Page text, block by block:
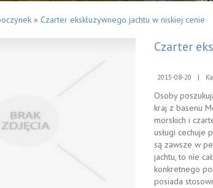
» Czarter ekskluzywnego jachtu w niskiej cenie
Czarter
2015-08-20 |
Osoby
kraj z basenu
morskich i
usługi cechuje
są zawsze w
jachtu, to nie
konkretnego
posiada